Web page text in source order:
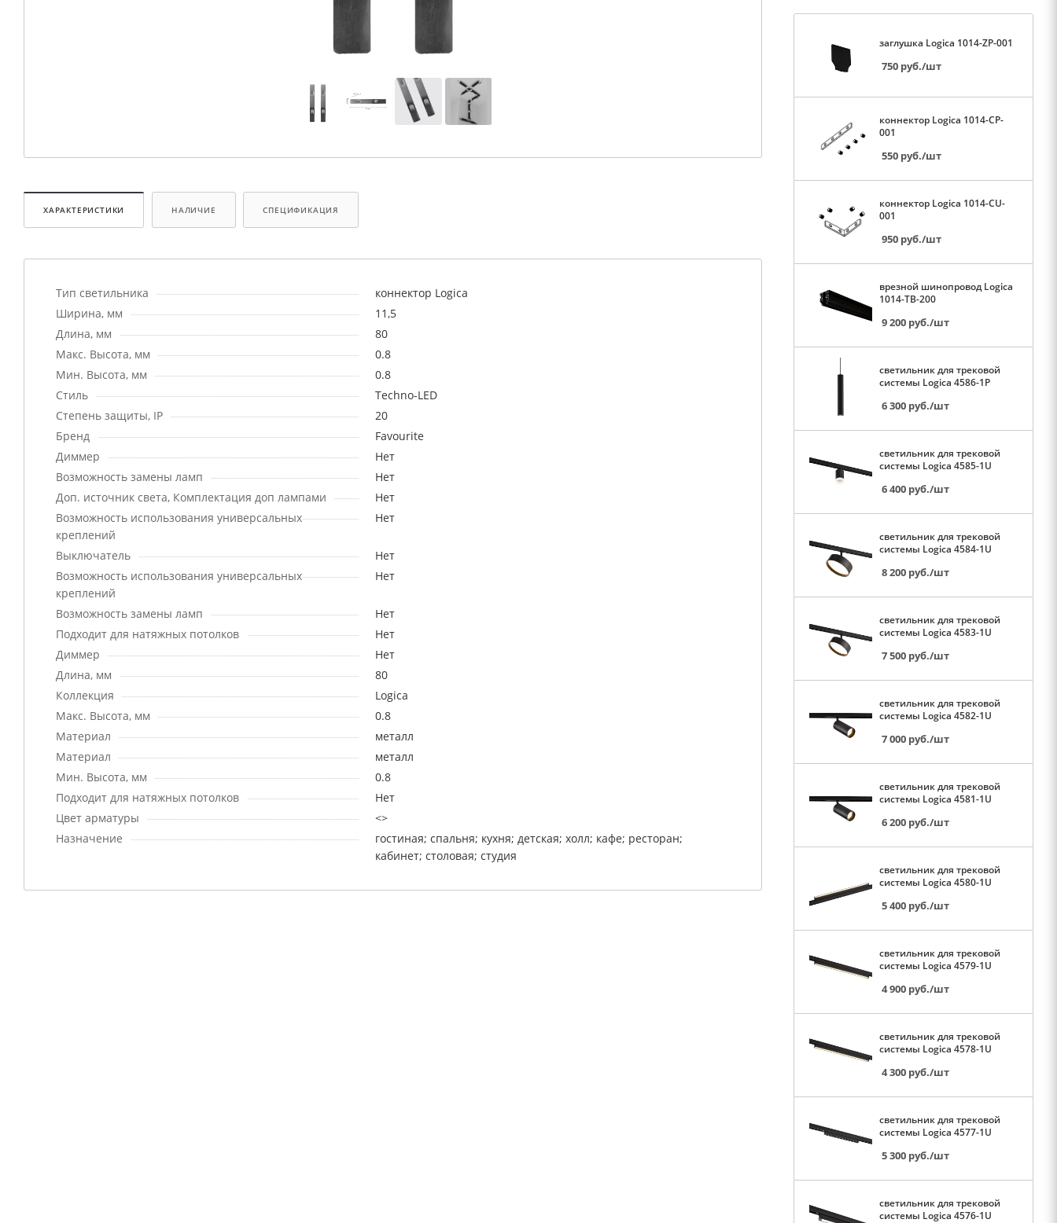
ХАРАКТЕРИСТИКИ НАЛИЧИЕ СПЕЦИФИКАЦИЯ
Тип светильника
коннектор Logica
Ширина, мм
11,5
Длина, мм
80
Макс. Высота, мм
0.8
Мин. Высота, мм
0.8
Стиль
Techno-LED
Степень защиты, IP
20
Бренд
Favourite
Диммер
Нет
Возможность замены ламп
Нет
Доп. источник света, Комплектация доп лампами
Нет
Возможность использования универсальных
креплений
Нет
Выключатель
Нет
Возможность использования универсальных
креплений
Нет
Возможность замены ламп
Нет
Подходит для натяжных потолков
Нет
Диммер
Нет
Длина, мм
80
Коллекция
Logica
Макс. Высота, мм
0.8
Материал
металл
Материал
металл
Мин. Высота, мм
0.8
Подходит для натяжных потолков
Нет
Цвет арматуры
<>
Назначение
гостиная; спальня; кухня; детская; холл; кафе; ресторан;
кабинет; столовая; студия
заглушка Logica 1014-ZP-001
750 руб./шт
коннектор Logica 1014-CP-
001
550 руб./шт
коннектор Logica 1014-CU-
001
950 руб./шт
врезной шинопровод Logica
1014-TB-200
9 200 руб./шт
светильник для трековой
системы Logica 4586-1P
6 300 руб./шт
светильник для трековой
системы Logica 4585-1U
6 400 руб./шт
светильник для трековой
системы Logica 4584-1U
8 200 руб./шт
светильник для трековой
системы Logica 4583-1U
7 500 руб./шт
светильник для трековой
системы Logica 4582-1U
7 000 руб./шт
светильник для трековой
системы Logica 4581-1U
6 200 руб./шт
светильник для трековой
системы Logica 4580-1U
5 400 руб./шт
светильник для трековой
системы Logica 4579-1U
4 900 руб./шт
светильник для трековой
системы Logica 4578-1U
4 300 руб./шт
светильник для трековой
системы Logica 4577-1U
5 300 руб./шт
светильник для трековой
системы Logica 4576-1U